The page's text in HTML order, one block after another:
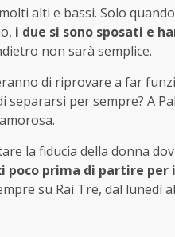
alti e bassi. Solo
i due si sono sposati e
non sarà semplice.
di riprovare a far
per sempre? A
la fiducia della donna
poco prima di partire per
su Rai Tre, dal lunedì